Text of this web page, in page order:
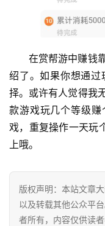
在赏帮游中赚钱
绍了。如果你想通
择。或许有人觉得我
款游戏玩几个等级
戏，重复操作一天玩
上哦。
版权声明：本站文章
以及转载其他公众平
者所有，内容仅供读